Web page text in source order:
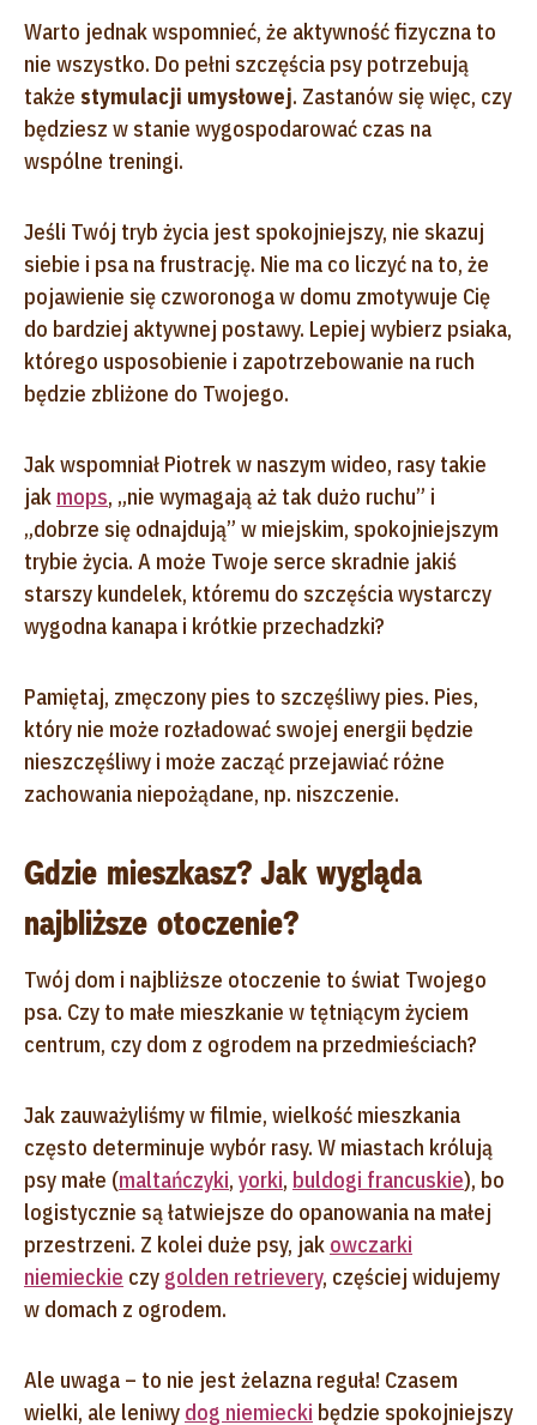
Warto jednak wspomnieć, że aktywność fizyczna to
nie wszystko. Do pełni szczęścia psy potrzebują
także stymulacji umysłowej. Zastanów się więc, czy
będziesz w stanie wygospodarować czas na
wspólne treningi.
Jeśli Twój tryb życia jest spokojniejszy, nie skazuj
siebie i psa na frustrację. Nie ma co liczyć na to, że
pojawienie się czworonoga w domu zmotywuje Cię
do bardziej aktywnej postawy. Lepiej wybierz psiaka,
którego usposobienie i zapotrzebowanie na ruch
będzie zbliżone do Twojego.
Jak wspomniał Piotrek w naszym wideo, rasy takie
jak mops, „nie wymagają aż tak dużo ruchu” i
„dobrze się odnajdują” w miejskim, spokojniejszym
trybie życia. A może Twoje serce skradnie jakiś
starszy kundelek, któremu do szczęścia wystarczy
wygodna kanapa i krótkie przechadzki?
Pamiętaj, zmęczony pies to szczęśliwy pies. Pies,
który nie może rozładować swojej energii będzie
nieszczęśliwy i może zacząć przejawiać różne
zachowania niepożądane, np. niszczenie.
Gdzie mieszkasz? Jak wygląda
najbliższe otoczenie?
Twój dom i najbliższe otoczenie to świat Twojego
psa. Czy to małe mieszkanie w tętniącym życiem
centrum, czy dom z ogrodem na przedmieściach?
Jak zauważyliśmy w filmie, wielkość mieszkania
często determinuje wybór rasy. W miastach królują
psy małe (maltańczyki, yorki, buldogi francuskie), bo
logistycznie są łatwiejsze do opanowania na małej
przestrzeni. Z kolei duże psy, jak owczarki
niemieckie czy golden retrievery, częściej widujemy
w domach z ogrodem.
Ale uwaga – to nie jest żelazna reguła! Czasem
wielki, ale leniwy dog niemiecki będzie spokojniejszy